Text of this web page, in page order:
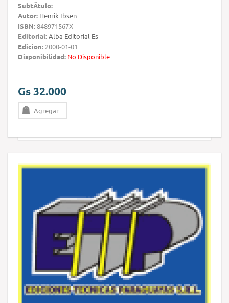
SubtÃ­tulo:
Autor: Henrik Ibsen
ISBN:848971567X
Editorial:Alba Editorial Es
Edicion: 2000-01-01
Disponibilidad: No Disponible
Gs 32.000
Agregar